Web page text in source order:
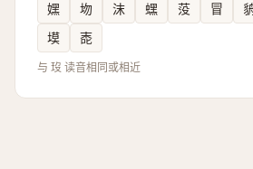
嫼 圽 沫 蟔 莈 冒
塻
唜
与 𤣻 读音相同或相近